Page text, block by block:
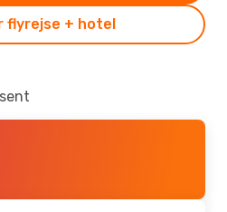
flyrejse + hotel